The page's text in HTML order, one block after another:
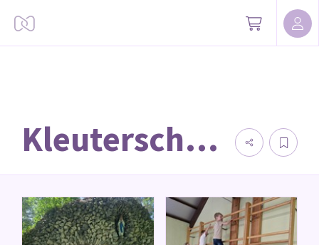
Kleuterschool